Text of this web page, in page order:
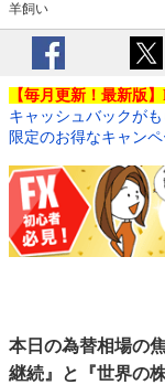
羊飼い
【毎月更新！最新版
キャッシュバックが
限定のお得なキャン
本日の為替相場の
継続』と『世界の